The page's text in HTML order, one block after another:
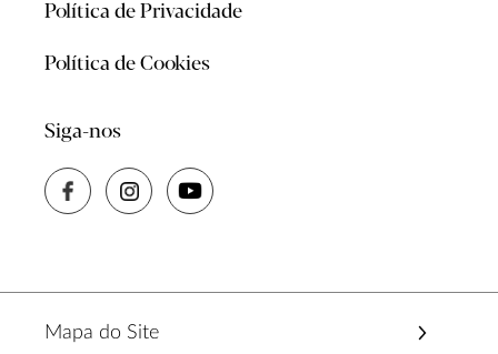
Política de Privacidade
Política de Cookies
Siga-nos
Mapa do Site